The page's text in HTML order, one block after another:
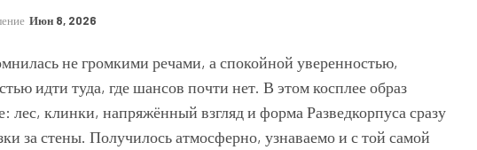
Июн 8, 2026
не громкими речами, а спокойной уверенностью,
идти туда, где шансов почти нет. В этом косплее образ
лес, клинки, напряжённый взгляд и форма Разведкорпуса сразу
за стены. Получилось атмосферно, узнаваемо и с той самой